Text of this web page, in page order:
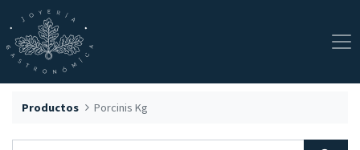
Productos Porcinis Kg